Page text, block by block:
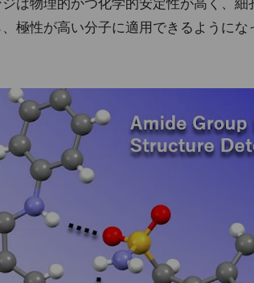
は物理的かつ化学的安定性が高く、細
極性が高い分子に適用できるように